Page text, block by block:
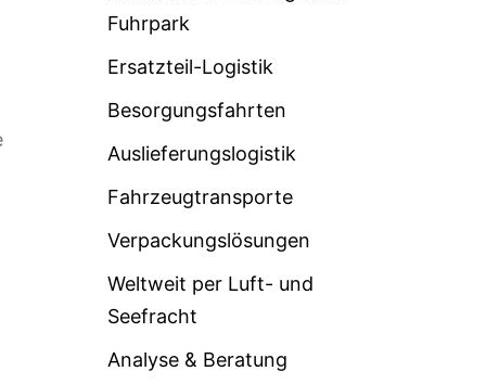
Fuhrpark
Ersatzteil-Logistik
Besorgungsfahrten
Auslieferungslogistik
Fahrzeugtransporte
Verpackungslösungen
Weltweit per Luft- und
Seefracht
Analyse & Beratung